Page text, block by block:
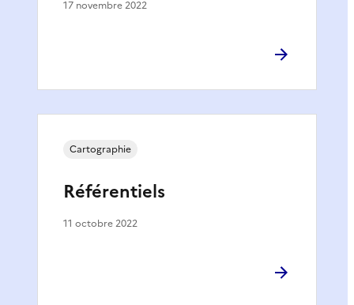
17 novembre 2022
Référentiels
Cartographie
11 octobre 2022